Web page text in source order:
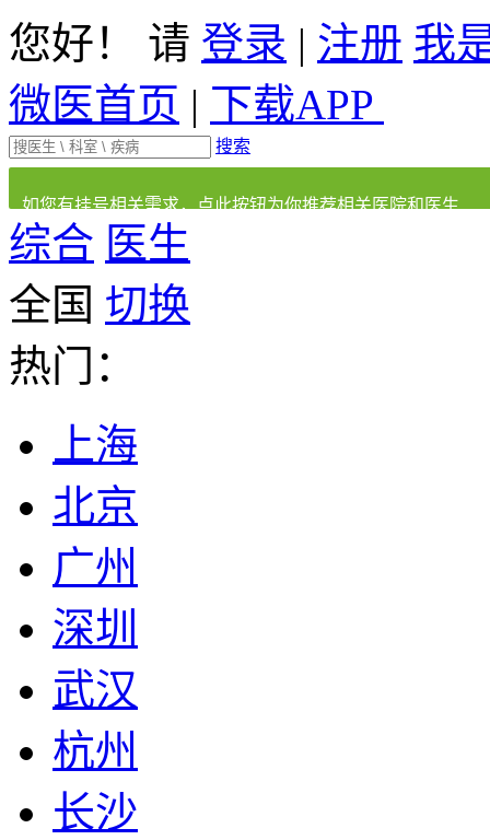
您好！ 请 登录 | 注册 我
微医首页 | 下载APP
搜索
如您有挂号相关需求，点此按钮为你推荐相关医院和医生
综合 医生
全国 切换
热门：
上海
北京
广州
深圳
武汉
杭州
长沙